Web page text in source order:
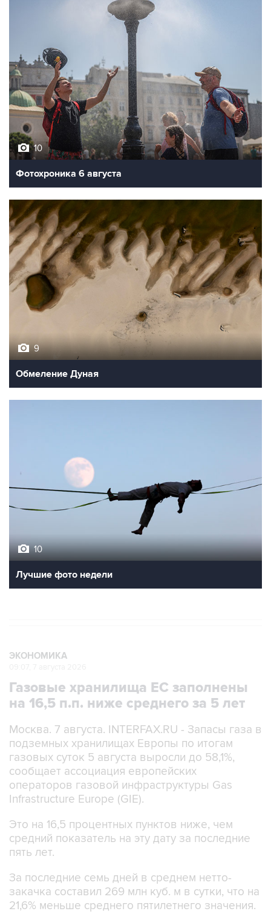
10
Фотохроника 6 августа
9
Обмеление Дуная
10
Лучшие фото недели
ЭКОНОМИКА
Газовые хранилища ЕС заполнены
на 16,5 п.п. ниже среднего за 5 лет
Москва. 7 августа. INTERFAX.RU - Запасы газа в
подземных хранилищах Европы по итогам
газовых суток 5 августа выросли до 58,1%,
сообщает ассоциация европейских
операторов газовой инфраструктуры Gas
Infrastructure Europe (GIE).
Это на 16,5 процентных пунктов ниже, чем
средний показатель на эту дату за последние
пять лет.
За последние семь дней в среднем нетто-
закачка составил 269 млн куб. м в сутки, что на
21,6% меньше среднего пятилетнего значения.